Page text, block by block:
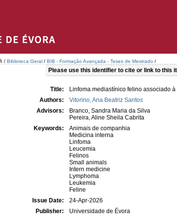
/ Biblioteca Geral / BIB - Formação Avançada - Teses de Mestrado /
Please use this identifier to cite or link to this
Title:
Linfoma mediastínico felino associado
Authors:
Vitorino, Ana Beatriz Santos
Advisors:
Branco, Sandra Maria da Silva
Pereira, Aline Sheila Cabrita
Keywords:
Animais de companhia
Medicina interna
Linfoma
Leucemia
Felinos
Small animals
Intern medicine
Lymphoma
Leukemia
Feline
Issue Date:
24-Apr-2026
Publisher:
Universidade de Évora